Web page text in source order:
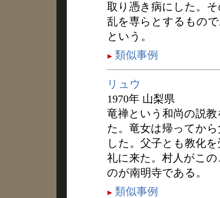
取り憑き病にした。
乱を専らとするもの
という。
類似事例
リュウ
1970年 山梨県
竜禅という和尚の説
た。竜女は帰ってか
した。父子とも教化
礼に来た。村人がこ
のが南明寺である。
類似事例